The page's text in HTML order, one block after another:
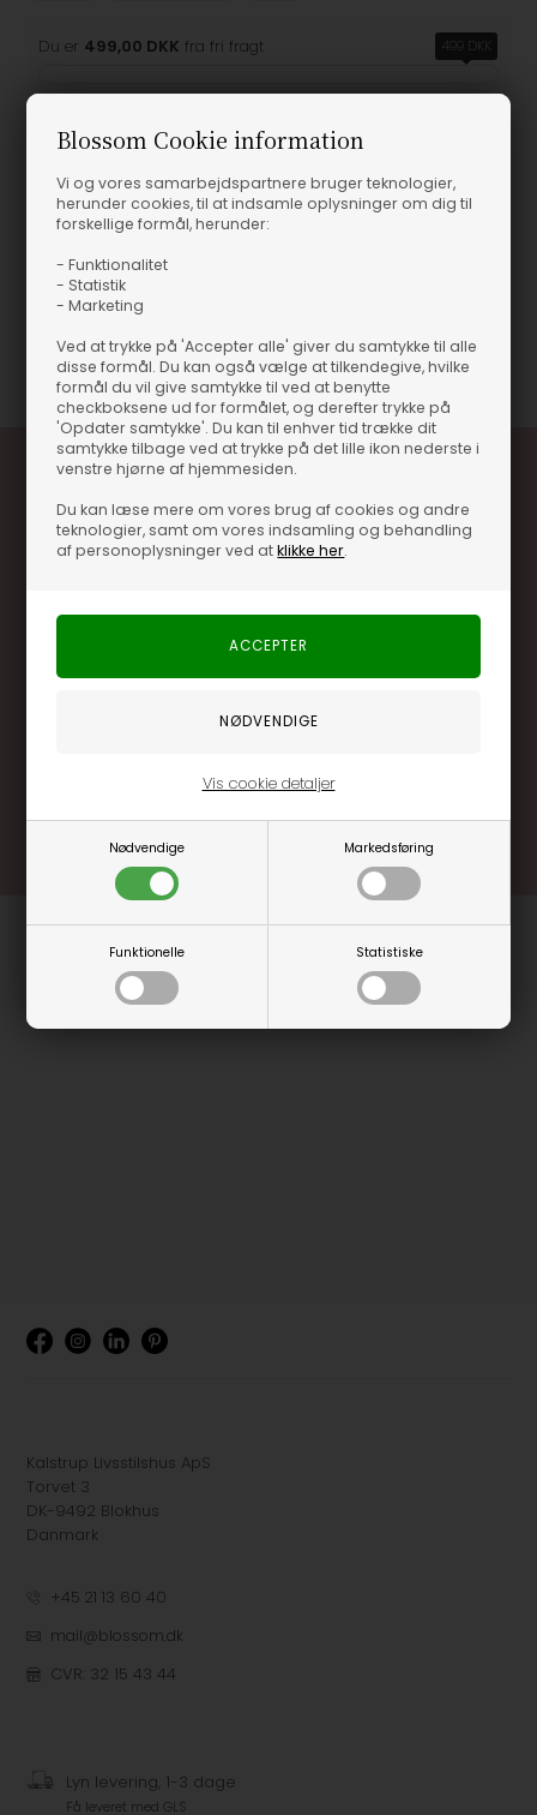
Blossom Cookie information
Vi og vores samarbejdspartnere bruger teknologier,
herunder cookies, til at indsamle oplysninger om dig til
forskellige formål, herunder:
- Funktionalitet
- Statistik
- Marketing
Ved at trykke på 'Accepter alle' giver du samtykke til alle
disse formål. Du kan også vælge at tilkendegive, hvilke
formål du vil give samtykke til ved at benytte
checkboksene ud for formålet, og derefter trykke på
'Opdater samtykke'. Du kan til enhver tid trække dit
samtykke tilbage ved at trykke på det lille ikon nederste i
venstre hjørne af hjemmesiden.
Du kan læse mere om vores brug af cookies og andre
teknologier, samt om vores indsamling og behandling
af personoplysninger ved atklikke her.
Nødvendige Markedsføring
Funktionelle Statistiske
Vis cookie detaljer
Du er 499,00 DKK fra fri fragt 499 DKK
Produktinformation
Mads Nørgaard - 2x2 Cotton Stripe Susi Bluse -
Black/Vanilla Ice
Varenummer 60199
Optjen 3% i bonuskroner når du handler
Særlige, eksklusive tilbud kun til klubkunder
Kalstrup Livsstilshus ApS
Torvet 3
DK-9492 Blokhus
Danmark
+45 21 13 60 40
mail@blossom.dk
CVR: 32 15 43 44
Lyn levering, 1-3 dage
Få leveret med GLS